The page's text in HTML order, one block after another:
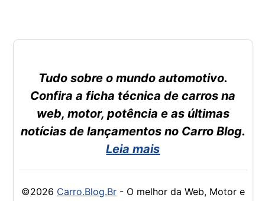
Tudo sobre o mundo automotivo.
Confira a ficha técnica de carros na
web, motor, potência e as últimas
notícias de lançamentos no Carro Blog.
Leia mais
©2026 Carro.Blog.Br- O melhor da Web, Motor e